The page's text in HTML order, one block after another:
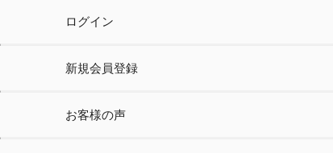
ログイン
新規会員登録
お客様の声